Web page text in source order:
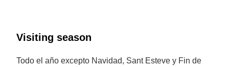
Visiting season
Todo el año excepto Navidad, Sant Esteve y Fin de